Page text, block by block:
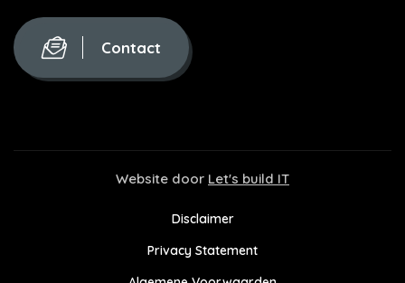
Contact
Website door Let's build IT
Disclaimer
Privacy Statement